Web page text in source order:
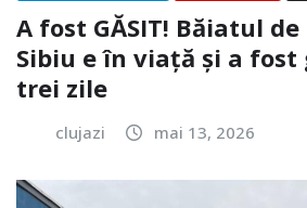
A fost GĂSIT! Băiatul
Sibiu e în viață și a fost
trei zile
clujazi mai 13, 2026